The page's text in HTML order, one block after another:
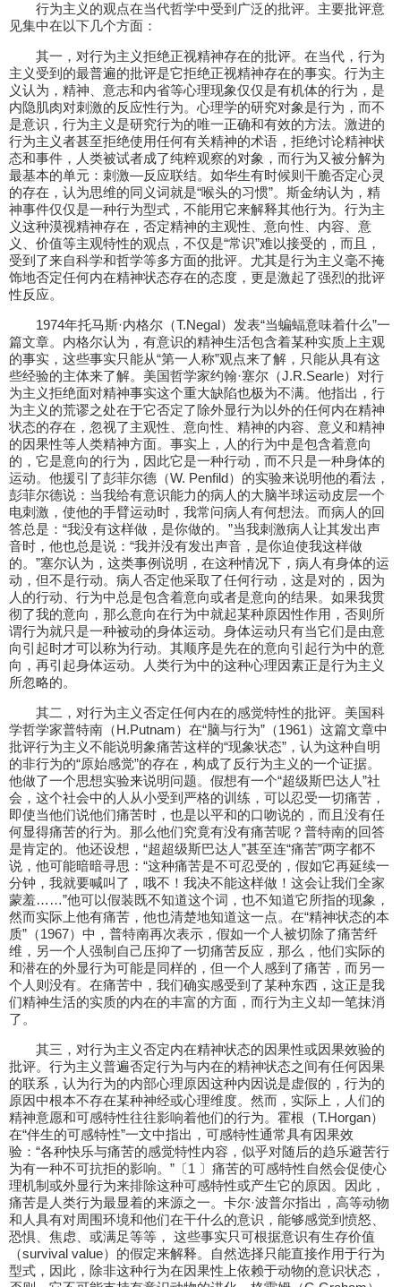
行为主义的观点在当代哲学中受到广泛的批评。主要批评意
见集中在以下几个方面：
其一，对行为主义拒绝正视精神存在的批评。在当代，行为
主义受到的最普遍的批评是它拒绝正视精神存在的事实。行为主
义认为，精神、意志和内省等心理现象仅仅是有机体的行为，是
内隐肌肉对刺激的反应性行为。心理学的研究对象是行为，而不
是意识，行为主义是研究行为的唯一正确和有效的方法。激进的
行为主义者甚至拒绝使用任何有关精神的术语，拒绝讨论精神状
态和事件，人类被试者成了纯粹观察的对象，而行为又被分解为
最基本的单元：刺激—反应联结。如华生有时候则干脆否定心灵
的存在，认为思维的同义词就是“喉头的习惯”。斯金纳认为，精
神事件仅仅是一种行为型式，不能用它来解释其他行为。行为主
义这种漠视精神存在，否定精神的主观性、意向性、内容、意
义、价值等主观特性的观点，不仅是“常识”难以接受的，而且，
受到了来自科学和哲学等多方面的批评。尤其是行为主义毫不掩
饰地否定任何内在精神状态存在的态度，更是激起了强烈的批评
性反应。
1974年托马斯·内格尔（T.Negal）发表“当蝙蝠意味着什么”一
篇文章。内格尔认为，有意识的精神生活包含着某种实质上主观
的事实，这些事实只能从“第一人称”观点来了解，只能从具有这
些经验的主体来了解。美国哲学家约翰·塞尔（J.R.Searle）对行
为主义拒绝面对精神事实这个重大缺陷也极为不满。他指出，行
为主义的荒谬之处在于它否定了除外显行为以外的任何内在精神
状态的存在，忽视了主观性、意向性、精神的内容、意义和精神
的因果性等人类精神方面。事实上，人的行为中是包含着意向
的，它是意向的行为，因此它是一种行动，而不只是一种身体的
运动。他援引了彭菲尔德（W. Penfild）的实验来说明他的看法，
彭菲尔德说：当我给有意识能力的病人的大脑半球运动皮层一个
电刺激，使他的手臂运动时，我常问病人有何想法。而病人的回
答总是：“我没有这样做，是你做的。”当我刺激病人让其发出声
音时，他也总是说：“我并没有发出声音，是你迫使我这样做
的。”塞尔认为，这类事例说明，在这种情况下，病人有身体的运
动，但不是行动。病人否定他采取了任何行动，这是对的，因为
人的行动、行为中总是包含着意向或者是意向的结果。如果我贯
彻了我的意向，那么意向在行为中就起某种原因性作用，否则所
谓行为就只是一种被动的身体运动。身体运动只有当它们是由意
向引起时才可以称为行动。其顺序是先在的意向引起行为中的意
向，再引起身体运动。人类行为中的这种心理因素正是行为主义
所忽略的。
其二，对行为主义否定任何内在的感觉特性的批评。美国科
学哲学家普特南（H.Putnam）在“脑与行为”（1961）这篇文章中
批评行为主义不能说明象痛苦这样的“现象状态”，认为这种自明
的非行为的“原始感觉”的存在，构成了反行为主义的一个证据。
他做了一个思想实验来说明问题。假想有一个“超级斯巴达人”社
会，这个社会中的人从小受到严格的训练，可以忍受一切痛苦，
即使当他们说他们痛苦时，也是以平和的口吻说的，而且没有任
何显得痛苦的行为。那么他们究竟有没有痛苦呢？普特南的回答
是肯定的。他还设想，“超超级斯巴达人”甚至连“痛苦”两字都不
说，他可能暗暗寻思：“这种痛苦是不可忍受的，假如它再延续一
分钟，我就要喊叫了，哦不！我决不能这样做！这会让我们全家
蒙羞……”他可以假装既不知道这个词，也不知道它所指的现象，
然而实际上他有痛苦，他也清楚地知道这一点。在“精神状态的本
质”（1967）中，普特南再次表示，假如一个人被切除了痛苦纤
维，另一个人强制自己压抑了一切痛苦反应，那么，他们实际的
和潜在的外显行为可能是同样的，但一个人感到了痛苦，而另一
个人则没有。在痛苦中，我们确实感受到了某种东西，这正是我
们精神生活的实质的内在的丰富的方面，而行为主义却一笔抹消
了。
其三，对行为主义否定内在精神状态的因果性或因果效验的
批评。行为主义普遍否定行为与内在的精神状态之间有任何因果
的联系，认为行为的内部心理原因这种内因说是虚假的，行为的
原因中根本不存在某种神经或心理维度。然而，实际上，人们的
精神意愿和可感特性往往影响着他们的行为。霍根（T.Horgan）
在“伴生的可感特性”一文中指出，可感特性通常具有因果效
验：“各种快乐与痛苦的感觉特性内容，似乎对随后的趋乐避苦行
为有一种不可抗拒的影响。”〔1 〕痛苦的可感特性自然会促使心
理机制或外显行为来排除这种可感特性或产生它的原因。因此，
痛苦是人类行为最显着的来源之一。卡尔·波普尔指出，高等动物
和人具有对周围环境和他们在干什么的意识，能够感觉到愤怒、
恐惧、焦虑、或满足等等， 这些事实只可根据意识有生存价值
（survival value）的假定来解释。自然选择只能直接作用于行为
型式，因此，除非这种行为在因果性上依赖于动物的意识状态，